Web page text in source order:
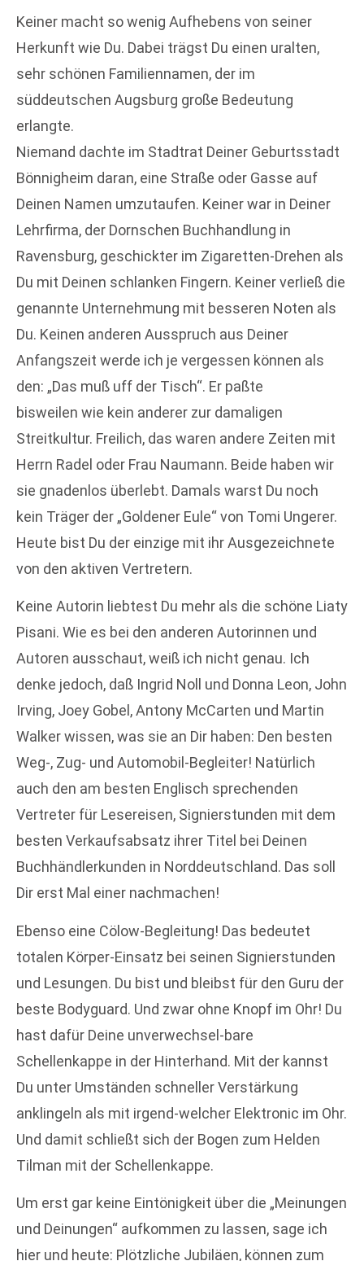
Keiner macht so wenig Aufhebens von seiner
Herkunft wie Du. Dabei trägst Du einen uralten,
sehr schönen Familiennamen, der im
süddeutschen Augsburg große Bedeutung
erlangte.
Niemand dachte im Stadtrat Deiner Geburtsstadt
Bönnigheim daran, eine Straße oder Gasse auf
Deinen Namen umzutaufen. Keiner war in Deiner
Lehrfirma, der Dornschen Buchhandlung in
Ravensburg, geschickter im Zigaretten-Drehen als
Du mit Deinen schlanken Fingern. Keiner verließ die
genannte Unternehmung mit besseren Noten als
Du. Keinen anderen Ausspruch aus Deiner
Anfangszeit werde ich je vergessen können als
den: „Das muß uff der Tisch“. Er paßte
bisweilen wie kein anderer zur damaligen
Streitkultur. Freilich, das waren andere Zeiten mit
Herrn Radel oder Frau Naumann. Beide haben wir
sie gnadenlos überlebt. Damals warst Du noch
kein Träger der „Goldener Eule“ von Tomi Ungerer.
Heute bist Du der einzige mit ihr Ausgezeichnete
von den aktiven Vertretern.
Keine Autorin liebtest Du mehr als die schöne Liaty
Pisani. Wie es bei den anderen Autorinnen und
Autoren ausschaut, weiß ich nicht genau. Ich
denke jedoch, daß Ingrid Noll und Donna Leon, John
Irving, Joey Gobel, Antony McCarten und Martin
Walker wissen, was sie an Dir haben: Den besten
Weg-, Zug- und Automobil-Begleiter! Natürlich
auch den am besten Englisch sprechenden
Vertreter für Lesereisen, Signierstunden mit dem
besten Verkaufsabsatz ihrer Titel bei Deinen
Buchhändlerkunden in Norddeutschland. Das soll
Dir erst Mal einer nachmachen!
Ebenso eine Cölow-Begleitung! Das bedeutet
totalen Körper-Einsatz bei seinen Signierstunden
und Lesungen. Du bist und bleibst für den Guru der
beste Bodyguard. Und zwar ohne Knopf im Ohr! Du
hast dafür Deine unverwechsel-bare
Schellenkappe in der Hinterhand. Mit der kannst
Du unter Umständen schneller Verstärkung
anklingeln als mit irgend-welcher Elektronic im Ohr.
Und damit schließt sich der Bogen zum Helden
Tilman mit der Schellenkappe.
Um erst gar keine Eintönigkeit über die „Meinungen
und Deinungen“ aufkommen zu lassen, sage ich
hier und heute: Plötzliche Jubiläen, können zum